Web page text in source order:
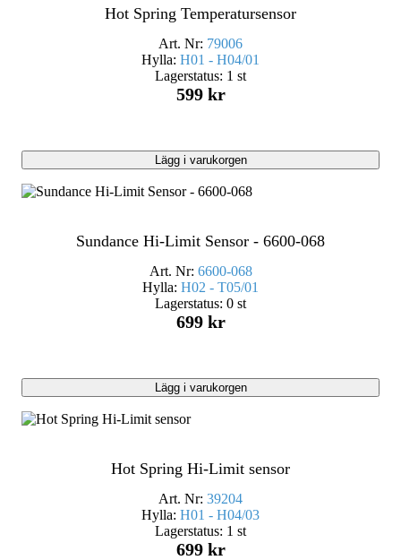
Hot Spring Temperatursensor
Art. Nr: 79006
Hylla: H01 - H04/01
Lagerstatus: 1 st
599 kr
Lägg i varukorgen
Sundance Hi-Limit Sensor - 6600-068
Art. Nr: 6600-068
Hylla: H02 - T05/01
Lagerstatus: 0 st
699 kr
Lägg i varukorgen
Hot Spring Hi-Limit sensor
Art. Nr: 39204
Hylla: H01 - H04/03
Lagerstatus: 1 st
699 kr